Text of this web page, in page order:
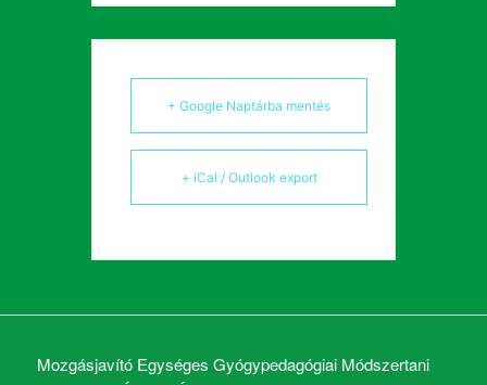
+ Google Naptárba mentés
+ iCal / Outlook export
Mozgásjavító Egységes Gyógypedagógiai Módszertani